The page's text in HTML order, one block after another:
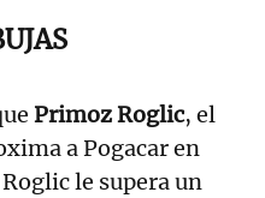
Primoz Roglic, el
a Pogacar en
le supera un